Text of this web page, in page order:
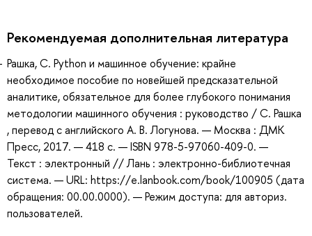
Рекомендуемая дополнительная литература
Рашка, С. Python и машинное обучение: крайне
необходимое пособие по новейшей предсказательной
аналитике, обязательное для более глубокого понимания
методологии машинного обучения : руководство / С. Рашка
, перевод с английского А. В. Логунова. — Москва : ДМК
Пресс, 2017. — 418 с. — ISBN 978-5-97060-409-0. —
Текст : электронный // Лань : электронно-библиотечная
система. — URL: https://e.lanbook.com/book/100905 (дата
обращения: 00.00.0000). — Режим доступа: для авториз.
пользователей.